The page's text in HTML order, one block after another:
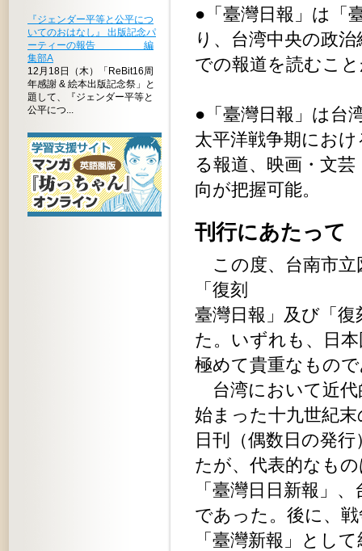
『ジェンダー平等と公平につ
いてのおはなし』 出版記念パ
ーティーの報告 編
集部A
12月18日（木）「ReBit16周
年感謝 & 絵本出版記念祭」と
題して、『ジェンダー平等と
公平につ...
●「臺灣日報」は「
り、台湾中央の政
での報道を読むこ
●「臺灣日報」は台
太平洋戦争期にお
る報道、映画・文
向が把握可能。
刊行にあ
この度、台南市立
「復刻
臺灣日報」及び「
た。いずれも、日
極めて貴重なもの
台湾において近代
始まった十九世紀
日刊（偶数日の発
たが、代表的なも
「臺灣日日新報」
であった。後に、
「臺灣新報」とし